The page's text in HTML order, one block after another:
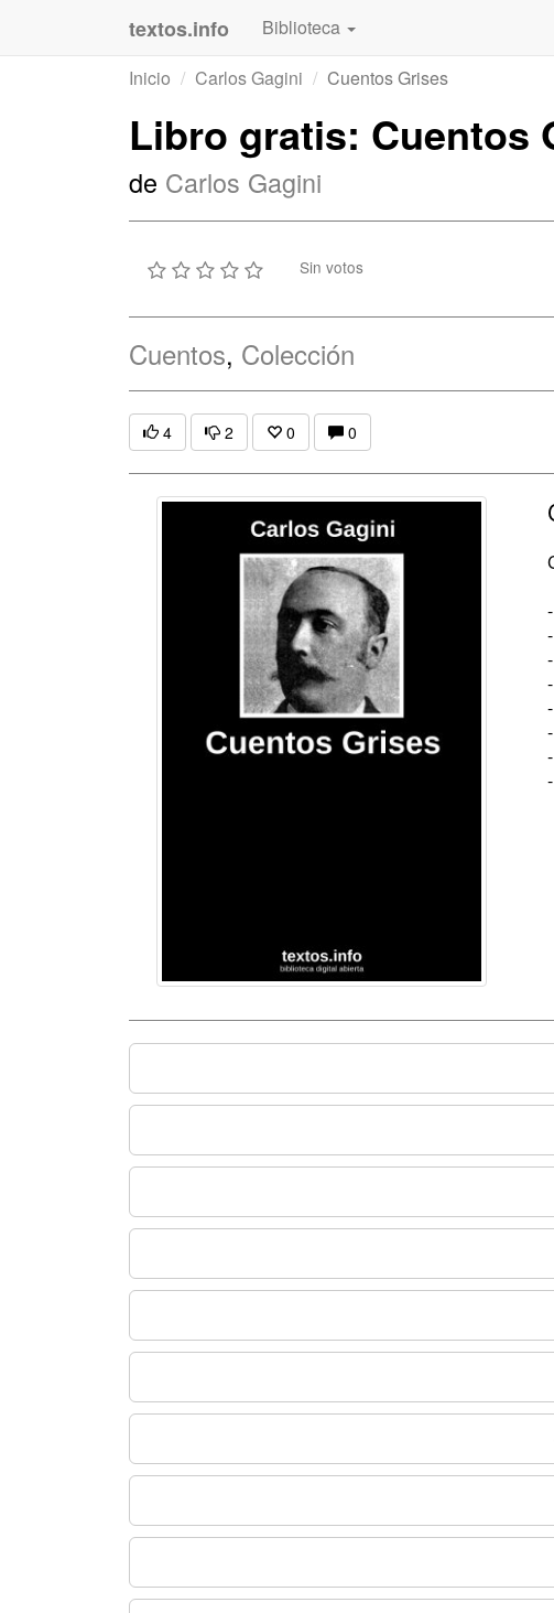
textos.info Biblioteca
Inicio
Carlos Gagini Cuentos Grises
Libro gratis: Cuentos
de Carlos Gagini
Sin votos
Cuentos, Colección
4 2 0 0